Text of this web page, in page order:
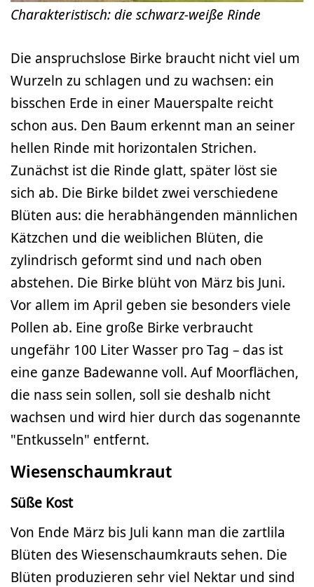
Charakteristisch: die schwarz-weiße Rinde
Die anspruchslose Birke braucht nicht viel um
Wurzeln zu schlagen und zu wachsen: ein
bisschen Erde in einer Mauerspalte reicht
schon aus. Den Baum erkennt man an seiner
hellen Rinde mit horizontalen Strichen.
Zunächst ist die Rinde glatt, später löst sie
sich ab. Die Birke bildet zwei verschiedene
Blüten aus: die herabhängenden männlichen
Kätzchen und die weiblichen Blüten, die
zylindrisch geformt sind und nach oben
abstehen. Die Birke blüht von März bis Juni.
Vor allem im April geben sie besonders viele
Pollen ab. Eine große Birke verbraucht
ungefähr 100 Liter Wasser pro Tag – das ist
eine ganze Badewanne voll. Auf Moorflächen,
die nass sein sollen, soll sie deshalb nicht
wachsen und wird hier durch das sogenannte
"Entkusseln" entfernt.
Wiesenschaumkraut
Süße Kost
Von Ende März bis Juli kann man die zartlila
Blüten des Wiesenschaumkrauts sehen. Die
Blüten produzieren sehr viel Nektar und sind